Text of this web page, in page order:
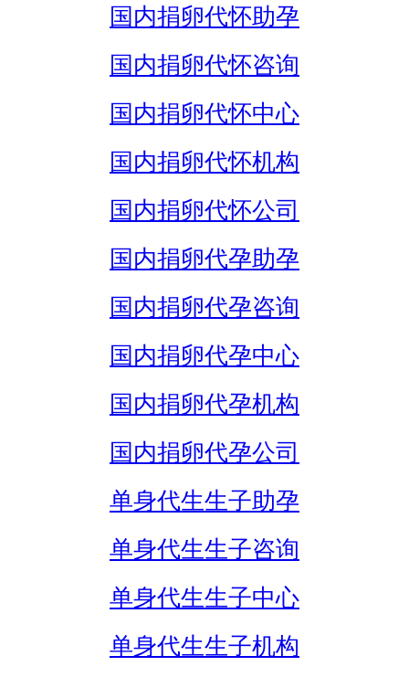
国内捐卵代怀助孕
国内捐卵代怀咨询
国内捐卵代怀中心
国内捐卵代怀机构
国内捐卵代怀公司
国内捐卵代孕助孕
国内捐卵代孕咨询
国内捐卵代孕中心
国内捐卵代孕机构
国内捐卵代孕公司
单身代生生子助孕
单身代生生子咨询
单身代生生子中心
单身代生生子机构